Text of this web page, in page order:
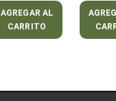
AGREGAR AL
CARRITO